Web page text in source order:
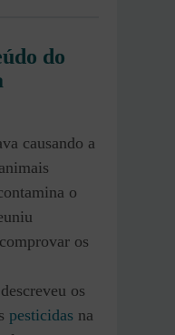
do
causando a
o
os
os
pesticidas na